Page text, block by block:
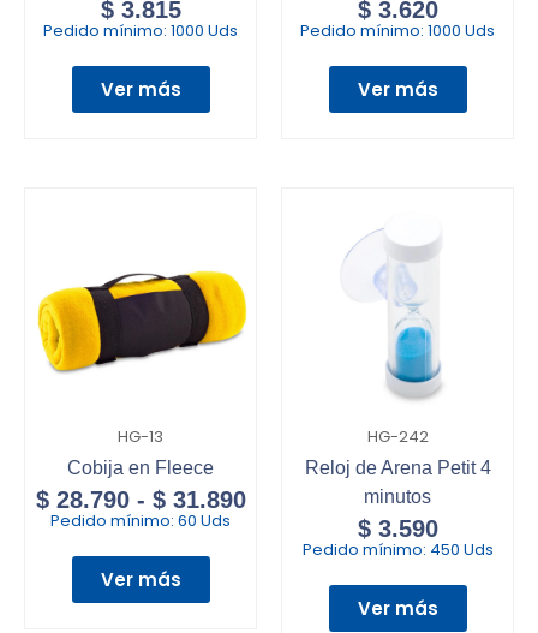
$3.815
Pedido mínimo: 1000 Uds
Ver más
$3.620
Pedido mínimo: 1000 Uds
Ver más
HG-13
Cobija en Fleece
$28.790 - $31.890
Pedido mínimo: 60 Uds
Ver más
HG-242
Reloj de Arena Petit 4
minutos
$3.590
Pedido mínimo: 450 Uds
Ver más